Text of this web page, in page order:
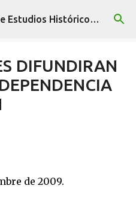
principal Sociedad Colimense de Estudios Históricos A. C.
DIFUNDIRAN
de 2009.